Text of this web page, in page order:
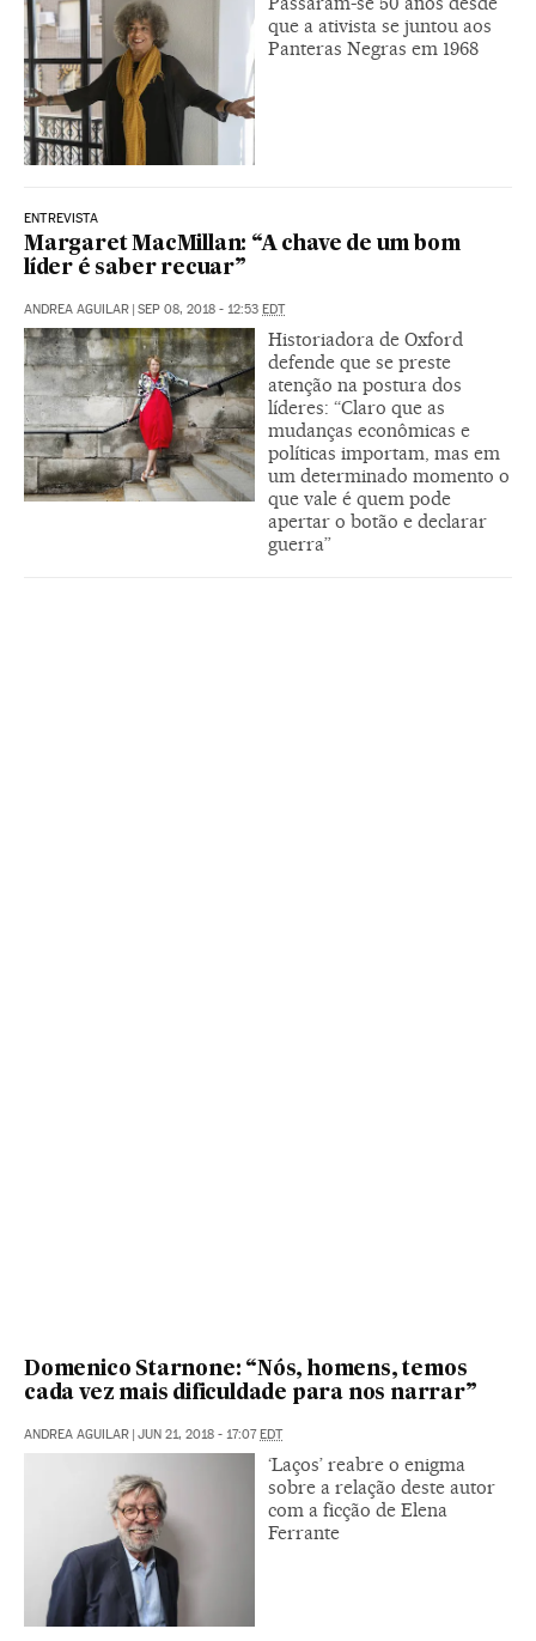
que a ativista se juntou aos
Panteras Negras em 1968
ENTREVISTA
Margaret MacMillan: “A chave de um bom
líder é saber recuar”
ANDREA AGUILAR | SEP 08, 2018 - 12:53 EDT
Historiadora de Oxford
defende que se preste
atenção na postura dos
líderes: “Claro que as
mudanças econômicas e
políticas importam, mas em
um determinado momento o
que vale é quem pode
apertar o botão e declarar
guerra”
Domenico Starnone: “Nós, homens, temos
cada vez mais dificuldade para nos narrar”
ANDREA AGUILAR | JUN 21, 2018 - 17:07EDT
‘Laços’ reabre o enigma
sobre a relação deste autor
com a ficção de Elena
Ferrante